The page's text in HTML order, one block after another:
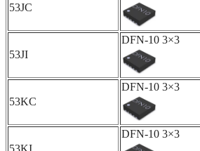
53JC
53JI
DFN-10 3×3
53KC
DFN-10 3×3
DFN-10 3×3